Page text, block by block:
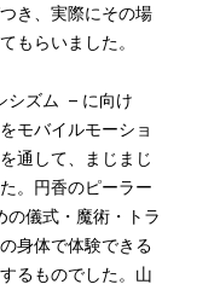
き、実際にその場
もらいました。
シズム – に向け
モバイルモーショ
通して、まじまじ
。円香のピーラー
儀式・魔術・トラ
身体で体験できる
るものでした。山